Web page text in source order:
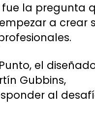
la pregunta
a crear
el
Gubbins,
al